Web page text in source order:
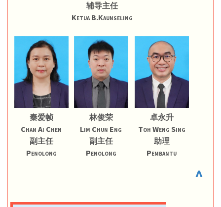
辅导主任
Ketua B.Kaunseling
秦爱帧
Chan Ai Chen
副主任
Penolong
林俊荣
Lim Chun Eng
副主任
Penolong
卓永升
Toh Weng Sing
助理
Pembantu
^